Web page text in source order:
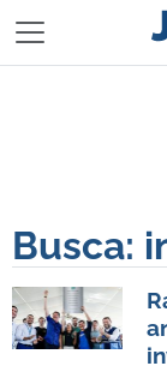
Busca: